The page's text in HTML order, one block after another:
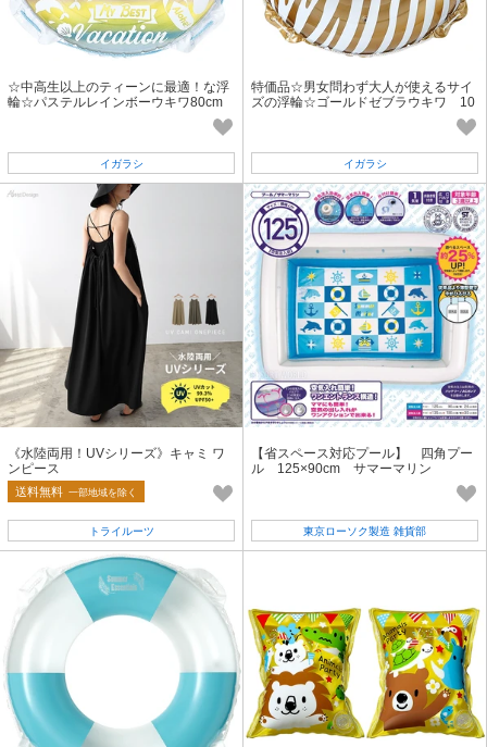
☆中高生以上のティーンに最適！な浮
輪☆パステルレインボーウキワ80cm
イガラシ
特価品☆男女問わず大人が使えるサイ
ズの浮輪☆ゴールドゼブラウキワ 10
イガラシ
《水陸両用！UVシリーズ》キャミ ワ
ンピース
送料無料 一部地域を除く
トライルーツ
【省スペース対応プール】 四角プー
ル 125×90cm サマーマリン
東京ローソク製造 雑貨部